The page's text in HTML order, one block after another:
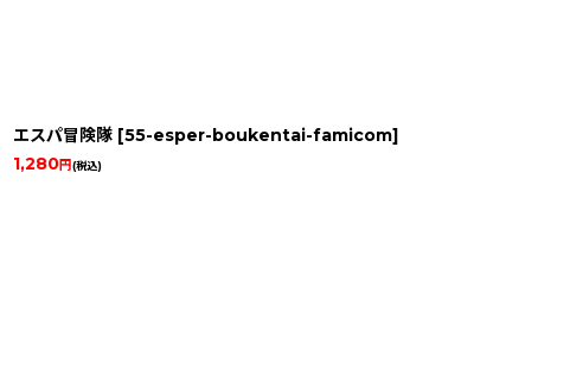
エスパ冒険隊 [55-esper-boukentai-famicom]
1,280円(税込)